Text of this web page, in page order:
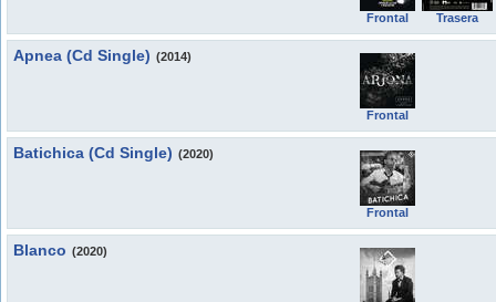
Frontal Trasera
Apnea (Cd Single) (2014)
Frontal
Batichica (Cd Single) (2020)
Frontal
Blanco (2020)